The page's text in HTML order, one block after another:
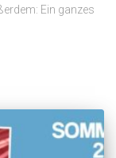
Ein ganzes